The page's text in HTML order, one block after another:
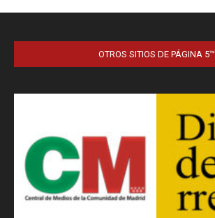
OTROS SITIOS DE PÁGINA 5™